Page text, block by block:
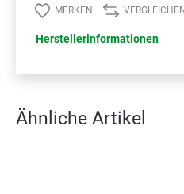
MERKEN VERGLEICHEN
Herstellerinformationen
Ähnliche Artikel